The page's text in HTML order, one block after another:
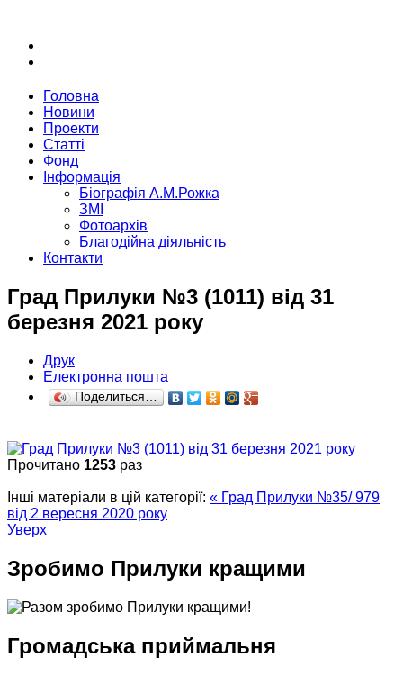
Головна
Новини
Проекти
Статті
Фонд
Інформація
Біографія А.М.Рожка
ЗМІ
Фотоархів
Благодійна діяльність
Контакти
Град Прилуки №3 (1011) від 31
березня 2021 року
Друк
Електронна пошта
Поделиться…
Прочитано 1253 раз
Інші матеріали в цій категорії: « Град Прилуки №35/ 979
від 2 вересня 2020 року
Уверх
Зробимо Прилуки кращими
Громадська приймальня